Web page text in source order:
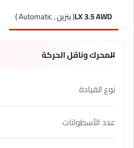
LX 3.5 AWD( بنزين , Automatic )
المحرك وناقل الحركة
نوع القيادة
عدد الأسطوانات